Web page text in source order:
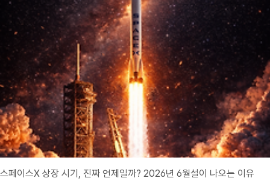
스페이스X 상장 시기, 진짜 언제일까? 2026년 6월설이 나오는 이유